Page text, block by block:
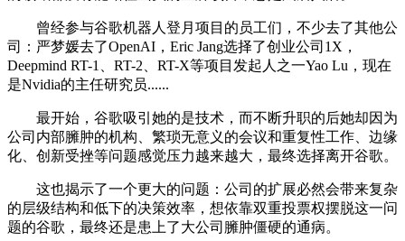
曾经参与谷歌机器人登月项目的员工们，不少去了其他公
司：严梦媛去了OpenAI，Eric Jang选择了创业公司1X，
Deepmind RT-1、RT-2、RT-X等项目发起人之一Yao Lu，现在
是Nvidia的主任研究员......
最开始，谷歌吸引她的是技术，而不断升职的后她却因为
公司内部臃肿的机构、繁琐无意义的会议和重复性工作、边缘
化、创新受挫等问题感觉压力越来越大，最终选择离开谷歌。
这也揭示了一个更大的问题：公司的扩展必然会带来复杂
的层级结构和低下的决策效率，想依靠双重投票权摆脱这一问
题的谷歌，最终还是患上了大公司臃肿僵硬的通病。